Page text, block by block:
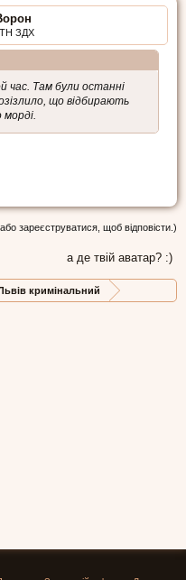
ЗДХ
час. Там були останні
що відбирають
морді.
зареєструватися, щоб відповісти.)
а де твій аватар? :)
кримінальний